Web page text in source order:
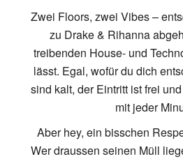
Zwei Floors, zwei Vibes –
zu Drake & Rihanna
treibenden House- und
lässt. Egal, wofür du dich
sind kalt, der Eintritt ist frei
mit jeder
Aber hey, ein bisschen
Wer draussen seinen Müll